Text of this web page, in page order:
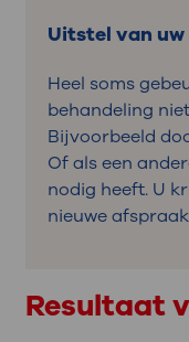
Uitstel van
Heel soms
behandeling
Bijvoorbeeld
Of als een
nodig heeft. U
nieuwe
Resultaat